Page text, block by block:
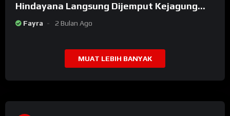
Hindayana Langsung Dijemput Kejagung
Setelah Dicopot Prabowo
Fayra 2 Bulan Ago
MUAT LEBIH BANYAK